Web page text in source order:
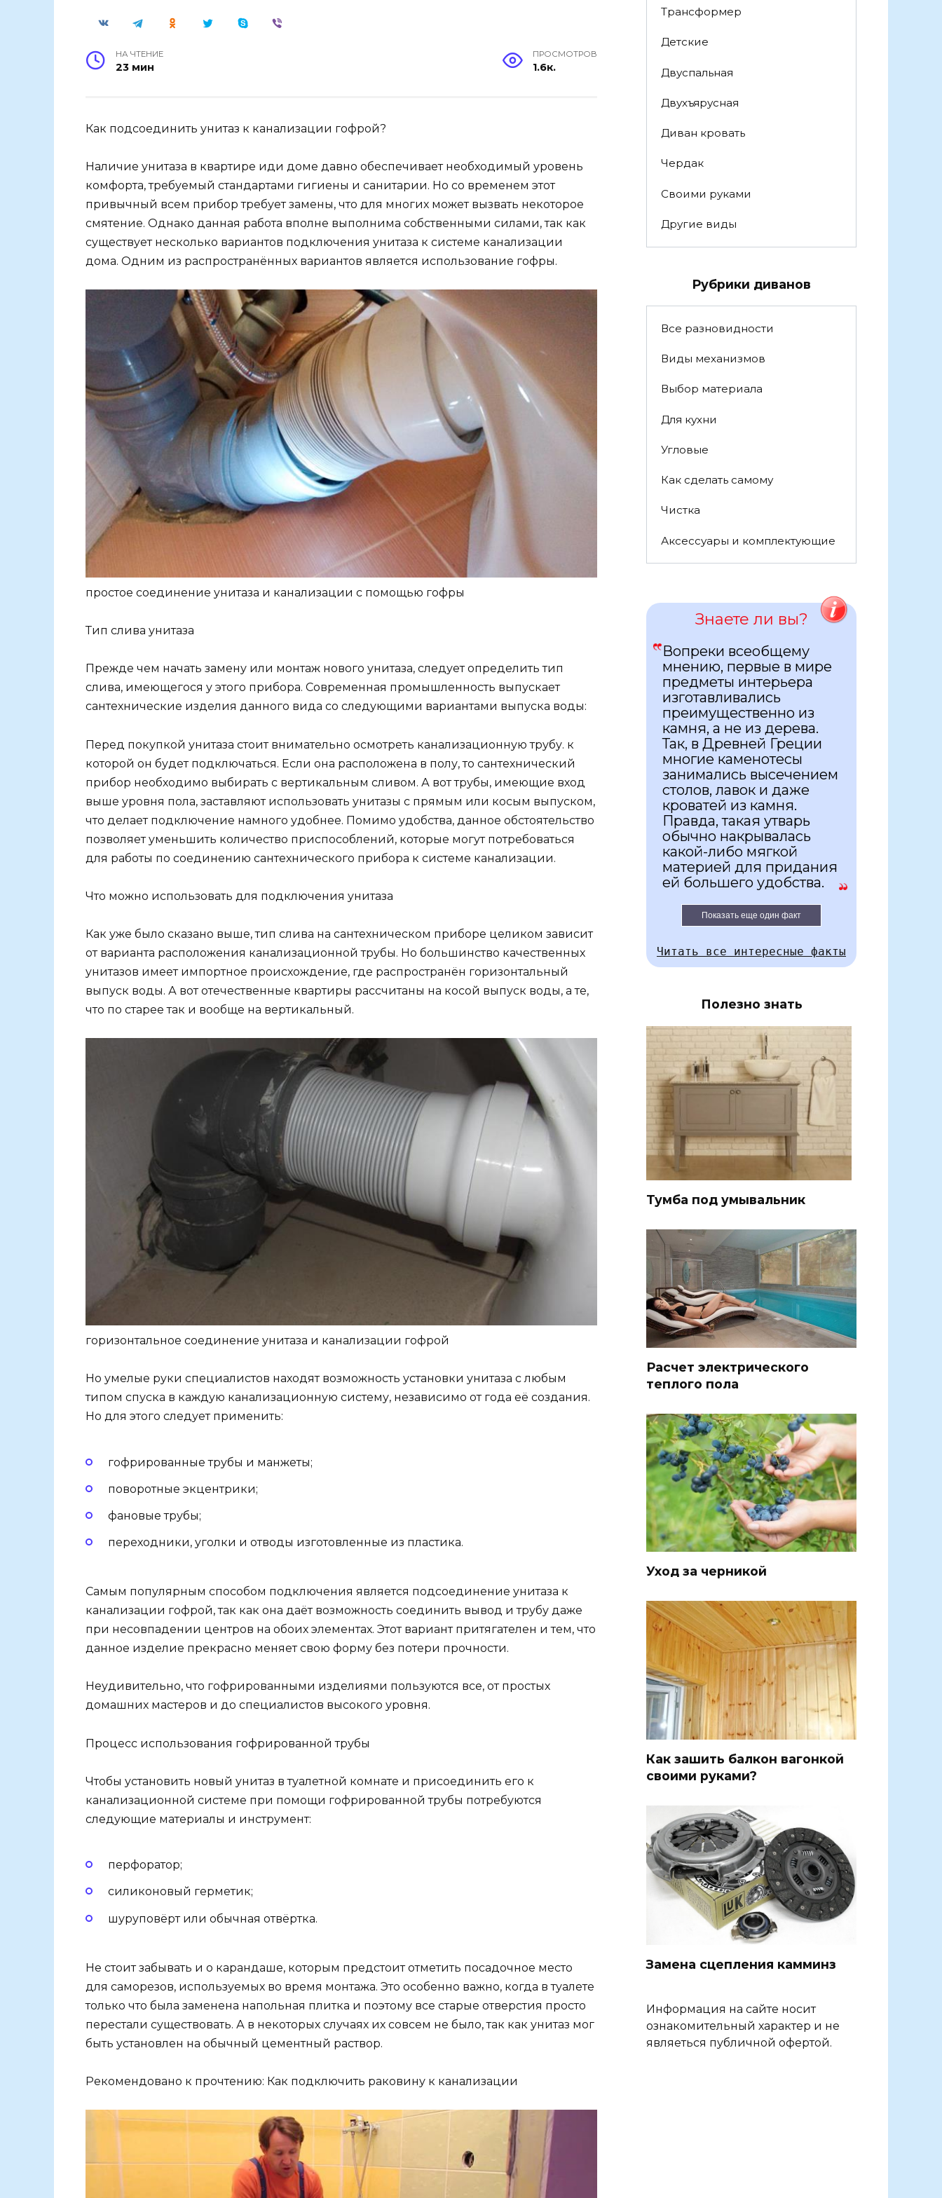
НА ЧТЕНИЕ
23 мин
ПРОСМОТРОВ
1.6к.
Как подсоединить унитаз к канализации гофрой?
Наличие унитаза в квартире иди доме давно обеспечивает необходимый уровень
комфорта, требуемый стандартами гигиены и санитарии. Но со временем этот
привычный всем прибор требует замены, что для многих может вызвать некоторое
смятение. Однако данная работа вполне выполнима собственными силами, так как
существует несколько вариантов подключения унитаза к системе канализации
дома. Одним из распространённых вариантов является использование гофры.
простое соединение унитаза и канализации с помощью гофры
Тип слива унитаза
Прежде чем начать замену или монтаж нового унитаза, следует определить тип
слива, имеющегося у этого прибора. Современная промышленность выпускает
сантехнические изделия данного вида со следующими вариантами выпуска воды:
Перед покупкой унитаза стоит внимательно осмотреть канализационную трубу. к
которой он будет подключаться. Если она расположена в полу, то сантехнический
прибор необходимо выбирать с вертикальным сливом. А вот трубы, имеющие вход
выше уровня пола, заставляют использовать унитазы с прямым или косым выпуском,
что делает подключение намного удобнее. Помимо удобства, данное обстоятельство
позволяет уменьшить количество приспособлений, которые могут потребоваться
для работы по соединению сантехнического прибора к системе канализации.
Что можно использовать для подключения унитаза
Как уже было сказано выше, тип слива на сантехническом приборе целиком зависит
от варианта расположения канализационной трубы. Но большинство качественных
унитазов имеет импортное происхождение, где распространён горизонтальный
выпуск воды. А вот отечественные квартиры рассчитаны на косой выпуск воды, а те,
что по старее так и вообще на вертикальный.
горизонтальное соединение унитаза и канализации гофрой
Но умелые руки специалистов находят возможность установки унитаза с любым
типом спуска в каждую канализационную систему, независимо от года её создания.
Но для этого следует применить:
гофрированные трубы и манжеты;
поворотные экцентрики;
фановые трубы;
переходники, уголки и отводы изготовленные из пластика.
Самым популярным способом подключения является подсоединение унитаза к
канализации гофрой, так как она даёт возможность соединить вывод и трубу даже
при несовпадении центров на обоих элементах. Этот вариант притягателен и тем, что
данное изделие прекрасно меняет свою форму без потери прочности.
Неудивительно, что гофрированными изделиями пользуются все, от простых
домашних мастеров и до специалистов высокого уровня.
Процесс использования гофрированной трубы
Чтобы установить новый унитаз в туалетной комнате и присоединить его к
канализационной системе при помощи гофрированной трубы потребуются
следующие материалы и инструмент:
перфоратор;
силиконовый герметик;
шуруповёрт или обычная отвёртка.
Не стоит забывать и о карандаше, которым предстоит отметить посадочное место
для саморезов, используемых во время монтажа. Это особенно важно, когда в туалете
только что была заменена напольная плитка и поэтому все старые отверстия просто
перестали существовать. А в некоторых случаях их совсем не было, так как унитаз мог
быть установлен на обычный цементный раствор.
Рекомендовано к прочтению: Как подключить раковину к канализации
Трансформер
Детские
Двуспальная
Двухъярусная
Диван кровать
Чердак
Своими руками
Другие виды
Рубрики диванов
Все разновидности
Виды механизмов
Выбор материала
Для кухни
Угловые
Как сделать самому
Чистка
Аксессуары и комплектующие
Знаете ли вы?
Вопреки всеобщему
мнению, первые в мире
предметы интерьера
изготавливались
преимущественно из
камня, а не из дерева.
Так, в Древней Греции
многие каменотесы
занимались высечением
столов, лавок и даже
кроватей из камня.
Правда, такая утварь
обычно накрывалась
какой-либо мягкой
материей для придания
ей большего удобства.
Показать еще один факт
Читать все интересные факты
Полезно знать
Тумба под умывальник
Расчет электрического
теплого пола
Уход за черникой
Как зашить балкон вагонкой
своими руками?
Замена сцепления камминз
Информация на сайте носит
ознакомительный характер и не
являеться публичной офертой.